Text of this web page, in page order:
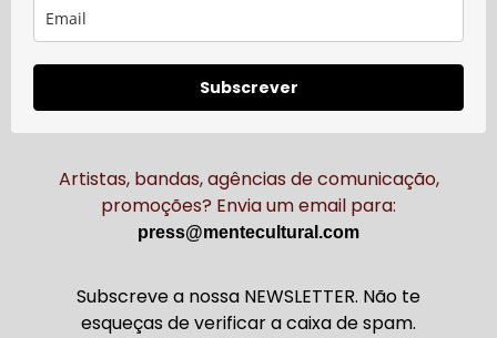
Subscrever
Artistas, bandas, agências de comunicação,
promoções? Envia um email para:
press@mentecultural.com
Subscreve a nossa NEWSLETTER. Não te
esqueças de verificar a caixa de spam.